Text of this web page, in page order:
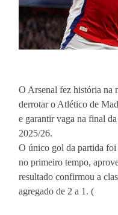
O Arsenal fez história na
derrotar o Atlético de
e garantir vaga na final
2025/26.
O único gol da partida
no primeiro tempo,
resultado confirmou a
agregado de 2 a 1. (